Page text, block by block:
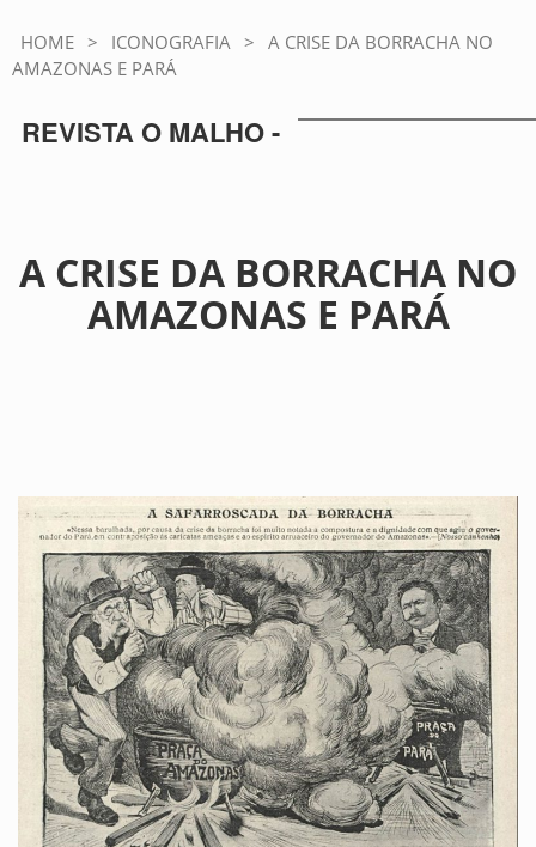
HOME > ICONOGRAFIA > A CRISE DA BORRACHA NO
AMAZONAS E PARÁ
REVISTA O MALHO -
A CRISE DA BORRACHA NO
AMAZONAS E PARÁ